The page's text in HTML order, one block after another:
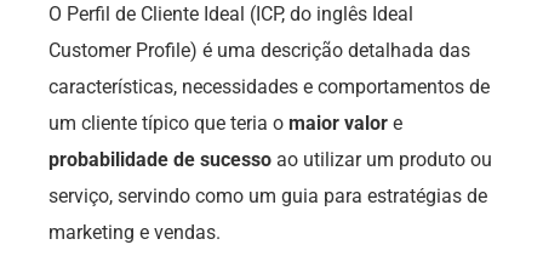
O Perfil de Cliente Ideal (ICP, do inglês Ideal
Customer Profile) é uma descrição detalhada das
características, necessidades e comportamentos de
um cliente típico que teria o maior valor e
probabilidade de sucesso ao utilizar um produto ou
serviço, servindo como um guia para estratégias de
marketing e vendas.